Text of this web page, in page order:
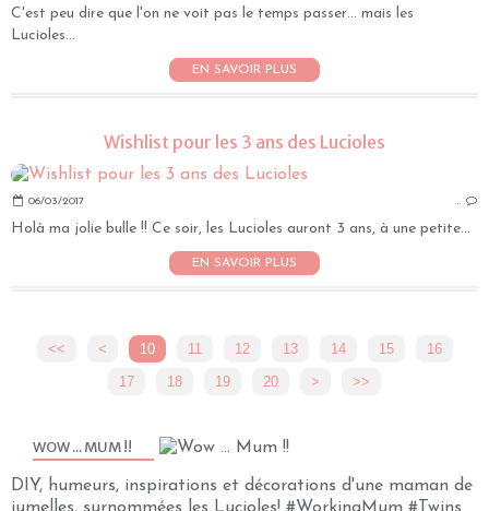
C'est peu dire que l'on ne voit pas le temps passer… mais les
Lucioles...
EN SAVOIR PLUS
Wishlist pour les 3 ans des Lucioles
06/03/2017 …
Holà ma jolie bulle !! Ce soir, les Lucioles auront 3 ans, à une petite...
EN SAVOIR PLUS
<< < 10 11 12 13 14 15
16
17
18 19 20 30
40
> >>
WOW ... MUM !!
DIY, humeurs, inspirations et décorations d'une maman de